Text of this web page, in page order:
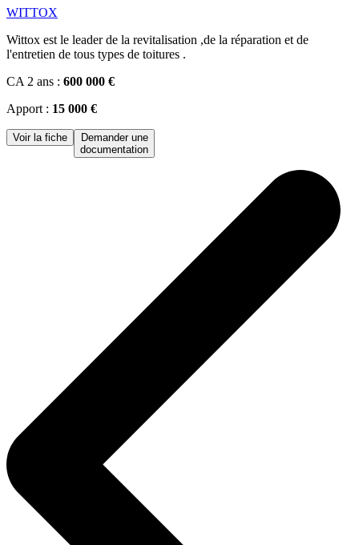
WITTOX
Wittox est le leader de la revitalisation ,de la réparation et de
l'entretien de tous types de toitures .
CA 2 ans : 600 000 €
Apport : 15 000 €
Voir la fiche
Demander une
documentation